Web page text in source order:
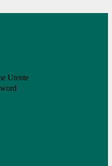
Utente